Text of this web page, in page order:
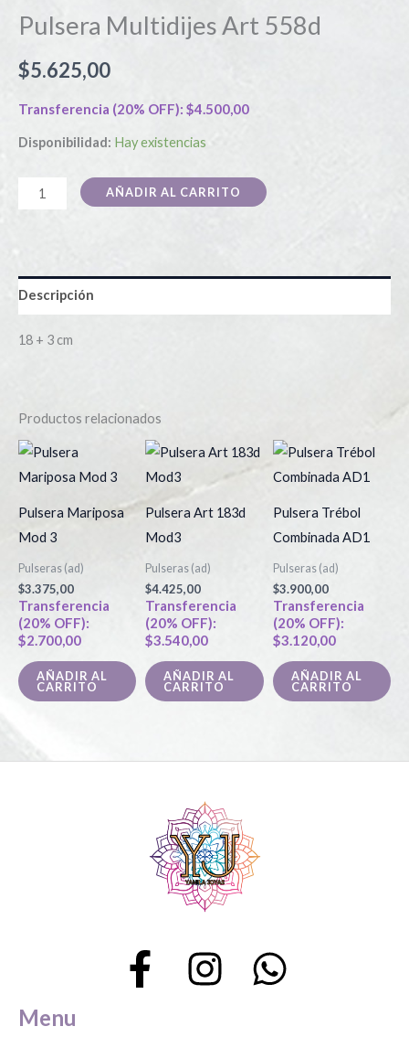
Pulsera Multidijes Art 558d
$5.625,00
Transferencia (20% OFF): $4.500,00
Disponibilidad: Hay existencias
AÑADIR AL CARRITO
Descripción
18 + 3 cm
Productos relacionados
Pulsera Mariposa
Mod 3
Pulseras (ad)
$3.375,00
Transferencia
(20% OFF):
$2.700,00
AÑADIR AL
CARRITO
Pulsera Art 183d
Mod3
Pulseras (ad)
$4.425,00
Transferencia
(20% OFF):
$3.540,00
AÑADIR AL
CARRITO
Pulsera Trébol
Combinada AD1
Pulseras (ad)
$3.900,00
Transferencia
(20% OFF):
$3.120,00
AÑADIR AL
CARRITO
Menu